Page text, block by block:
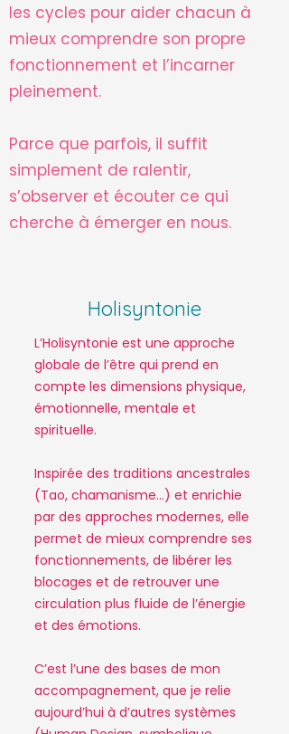
les cycles pour aider chacun à
mieux comprendre son propre
fonctionnement et l’incarner
pleinement.
Parce que parfois, il suffit
simplement de ralentir,
s’observer et écouter ce qui
cherche à émerger en nous.
Holisyntonie
L’Holisyntonie est une approche
globale de l’être qui prend en
compte les dimensions physique,
émotionnelle, mentale et
spirituelle.
Inspirée des traditions ancestrales
(Tao, chamanisme…) et enrichie
par des approches modernes, elle
permet de mieux comprendre ses
fonctionnements, de libérer les
blocages et de retrouver une
circulation plus fluide de l’énergie
et des émotions.
C’est l’une des bases de mon
accompagnement, que je relie
aujourd’hui à d’autres systèmes